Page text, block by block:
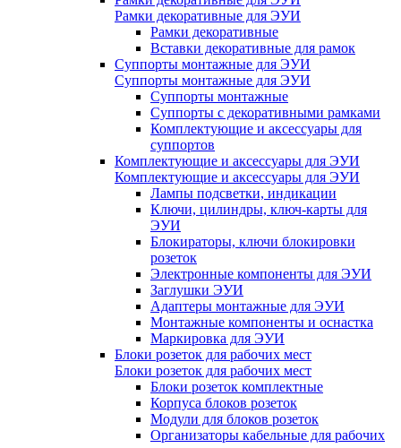
Рамки декоративные для ЭУИ
Рамки декоративные
Вставки декоративные для рамок
Суппорты монтажные для ЭУИ
Суппорты монтажные для ЭУИ
Суппорты монтажные
Суппорты с декоративными рамками
Комплектующие и аксессуары для
суппортов
Комплектующие и аксессуары для ЭУИ
Комплектующие и аксессуары для ЭУИ
Лампы подсветки, индикации
Ключи, цилиндры, ключ-карты для
ЭУИ
Блокираторы, ключи блокировки
розеток
Электронные компоненты для ЭУИ
Заглушки ЭУИ
Адаптеры монтажные для ЭУИ
Монтажные компоненты и оснастка
Маркировка для ЭУИ
Блоки розеток для рабочих мест
Блоки розеток для рабочих мест
Блоки розеток комплектные
Корпуса блоков розеток
Модули для блоков розеток
Организаторы кабельные для рабочих